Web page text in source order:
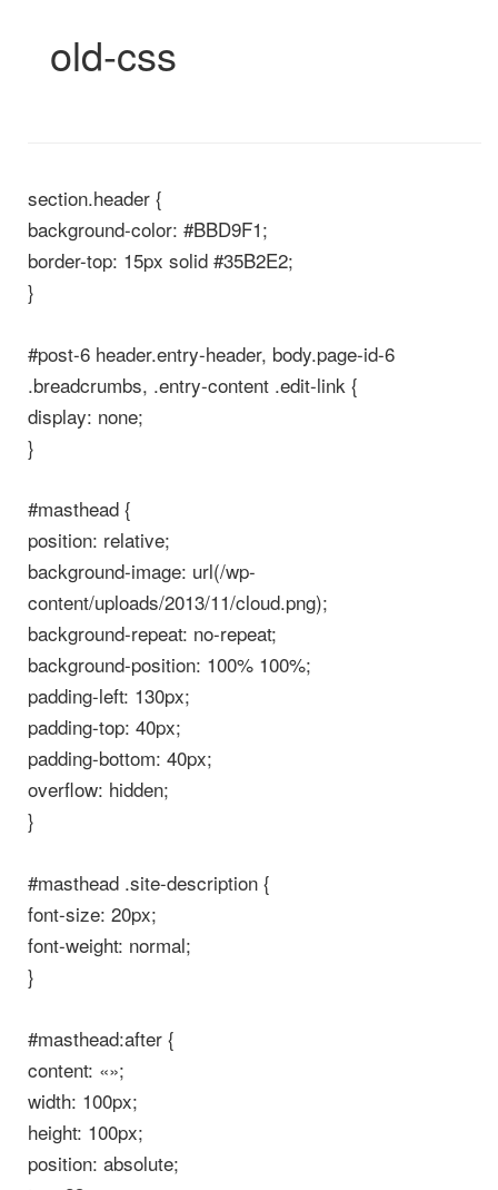
old-css
section.header {
background-color: #BBD9F1;
border-top: 15px solid #35B2E2;
}
#post-6 header.entry-header, body.page-id-6
.breadcrumbs, .entry-content .edit-link {
display: none;
}
#masthead {
position: relative;
background-image: url(/wp-
content/uploads/2013/11/cloud.png);
background-repeat: no-repeat;
background-position: 100% 100%;
padding-left: 130px;
padding-top: 40px;
padding-bottom: 40px;
overflow: hidden;
}
#masthead .site-description {
font-size: 20px;
font-weight: normal;
}
#masthead:after {
content: «»;
width: 100px;
height: 100px;
position: absolute;